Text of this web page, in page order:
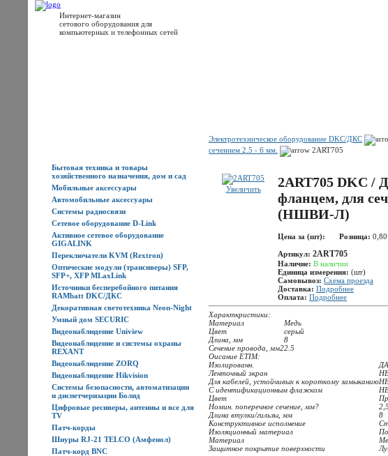
Интернет-магазин
сетового оборудования для
компьютерных и телефонных сетей
Бытовая техника и товары
хозяйственного назначения, дом и сад
Мобильные аксессуары
Автомобильные аксессуары
Системы радиосвязи
Сетевое оборудование D-Link
Активное сетевое оборудование
GIGALINK
Переключатели KVM (Rextron)
Оптические модули (трансиверы) SFP,
SFP+, XFP MLaxLink
Источники бесперебойного питания
RAMbatt DKC/ДКС
Декоративная светотехника Neon-Night
Умный дом SECURIC
Видеонаблюдение Uniview
Видеонаблюдение и системы охраны
REXANT
Видеонаблюдение ZORQ
Видеонаблюдение Hikvision
Системы безопасности, автоматизации
и диспетчеризации Болид
Цифровые ресиверы, антенны и все для
TV
Патч-корды
Шнуры RJ-21 TELCO (Амфенол)
Патч-корд BNC
Электротехническое оборудование DKC/ДКС
сечением 2.5 - 6 мм.
2ART705
Увеличить
2ART705 DKC /
фланцем, для
(НШВИ-Л)
Цена за (шт): Розница: 0,80
Артикул: 2ART705
Наличие: В наличии
Единица измерения: (шт)
Самовывоз: Схема проезда
Доставка: Подробнее
Оплата: Подробнее
Характкристики:
Материал
Медь
Цвет
серый
Длина, мм
8
Сечение провода, мм22.5
Оисание ETIM:
Изолированн.
ДА
Ленточный экран
Для кабелей, устойчивых к короткому замыканию
С идентификационным флажком
Цвет
Номин. поперечное сечение, мм?
2,5
Длина втулки/гильзы, мм
8
Конструктивное исполнение
Изоляционный материал
Материал
Защитное покрытие поверхности